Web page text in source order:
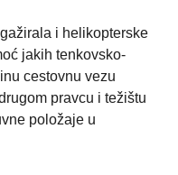
i helikopterske
jakih tenkovsko-
cestovnu vezu
pravcu i težištu
položaje u